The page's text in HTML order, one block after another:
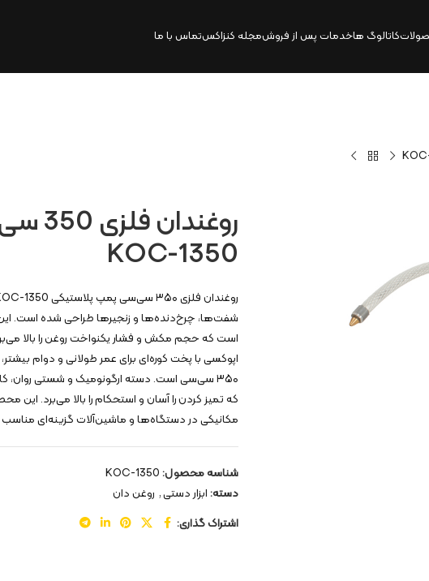
کاتالوگ‌ هاخدمات پس از فروشمجله کنزاکستماس با ما
KOC-1350
شفت‌ها، چرخ‌دنده‌ها و زنجیرها طراحی شده است.
است که حجم مکش و فشار یکنواخت روغن را بالا
اپوکسی با پخت کوره‌ای برای عمر طولانی و دوام
۳۵۰ سی‌سی است. دسته ارگونومیک و شستی روان،
که تمیز کردن را آسان و استحکام را بالا می‌برد.
مکانیکی در دستگاه‌ها و ماشین‌آلات گزینه‌ای
شناسه محصول:KOC-1350
دسته:ابزار دستی, روغن دان
اشتراک گذاری: